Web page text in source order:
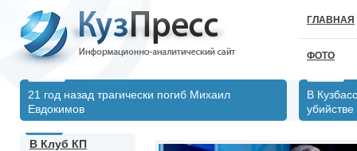
ГЛАВНАЯ
ФОТО
21 год назад трагически погиб Михаил
Евдокимов
В
В Клуб КП